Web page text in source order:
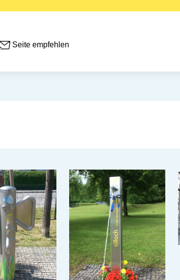
Seite empfehlen